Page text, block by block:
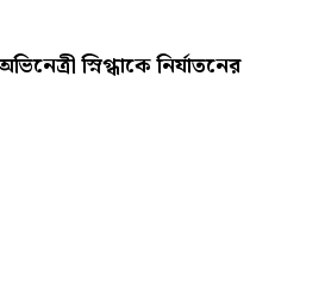
স্নিগ্ধাকে নির্যাতনের